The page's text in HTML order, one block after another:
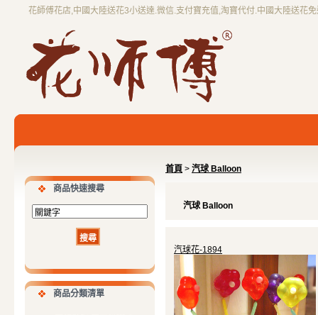
花師傅花店,中國大陸送花3小送達.微信.支付寶充值,淘寶代付.中國大陸送花
商品快速搜尋
商品分類清單
首頁 > 汽球 Balloon
汽球 Balloon
汽球花-1894